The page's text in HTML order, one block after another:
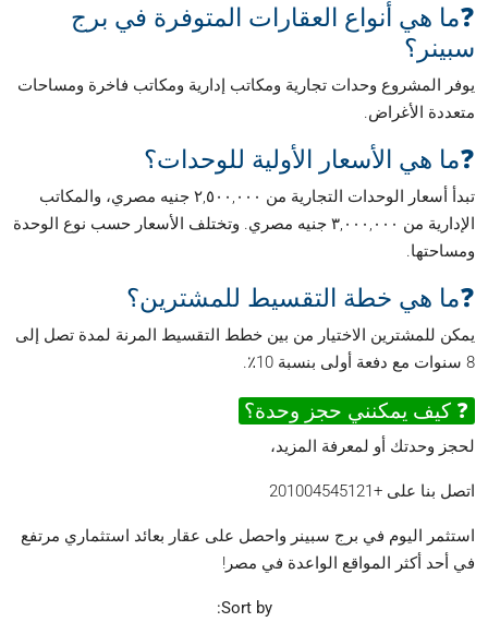
❓ما هي أنواع العقارات المتوفرة في برج
سبينر؟
يوفر المشروع وحدات تجارية ومكاتب إدارية ومكاتب فاخرة ومساحات
متعددة الأغراض.
❓ما هي الأسعار الأولية للوحدات؟
تبدأ أسعار الوحدات التجارية من ٢,٥٠٠,٠٠٠ جنيه مصري، والمكاتب
الإدارية من ٣,٠٠٠,٠٠٠ جنيه مصري. وتختلف الأسعار حسب نوع الوحدة
ومساحتها.
❓ما هي خطة التقسيط للمشترين؟
يمكن للمشترين الاختيار من بين خطط التقسيط المرنة لمدة تصل إلى
8 سنوات مع دفعة أولى بنسبة 10٪.
❓ كيف يمكنني حجز وحدة؟
لحجز وحدتك أو لمعرفة المزيد،
اتصل بنا على +201004545121
استثمر اليوم في برج سبينر واحصل على عقار بعائد استثماري مرتفع
في أحد أكثر المواقع الواعدة في مصر!
Sort by: